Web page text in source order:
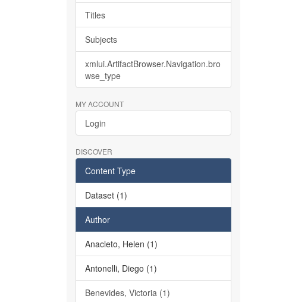
Titles
Subjects
xmlui.ArtifactBrowser.Navigation.bro
wse_type
MY ACCOUNT
Login
DISCOVER
Content Type
Dataset (1)
Author
Anacleto, Helen (1)
Antonelli, Diego (1)
Benevides, Victoria (1)